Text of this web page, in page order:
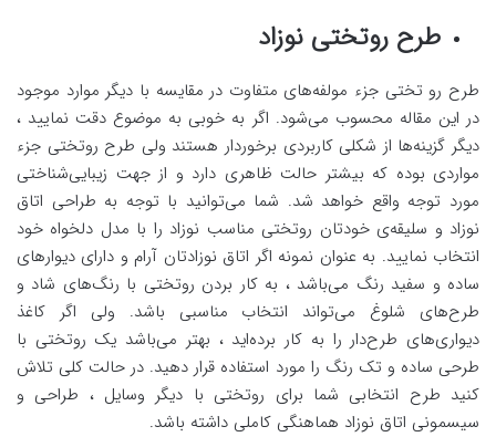
طرح روتختی نوزاد
طرح رو تختی جزء مولفه‌های متفاوت در مقایسه با دیگر موارد موجود
در این مقاله محسوب می‌شود. اگر به خوبی به موضوع دقت نمایید ،
دیگر گزینه‌ها از شکلی کاربردی برخوردار هستند ولی طرح روتختی جزء
مواردی بوده که بیشتر حالت ظاهری دارد و از جهت زیبایی‌شناختی
مورد توجه واقع خواهد شد. شما می‌توانید با توجه به طراحی اتاق
نوزاد و سلیقه‌ی خودتان روتختی مناسب نوزاد را با مدل دلخواه خود
انتخاب نمایید. به عنوان نمونه اگر اتاق نوزادتان آرام و دارای دیوارهای
ساده و سفید رنگ می‌باشد ، به کار بردن روتختی با رنگ‌های شاد و
طرح‌های شلوغ می‌تواند انتخاب مناسبی باشد. ولی اگر کاغذ
دیواری‌های طرح‌دار را به کار برده‌اید ، بهتر می‌باشد یک روتختی با
طرحی ساده و تک رنگ را مورد استفاده قرار دهید. در حالت کلی تلاش
کنید طرح انتخابی شما برای روتختی با دیگر وسایل ، طراحی و
سیسمونی اتاق نوزاد هماهنگی کاملی داشته باشد.